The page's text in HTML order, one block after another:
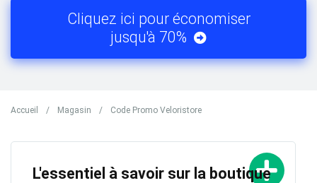
Cliquez ici pour économiser
jusqu'à 70%
Accueil / Magasin / Code Promo Veloristore
L'essentiel à savoir sur la boutique